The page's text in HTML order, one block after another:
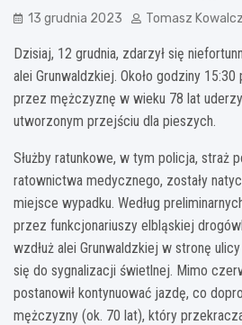
13 grudnia 2023 Tomasz
Dzisiaj, 12 grudnia, zdarzył się
alei Grunwaldzkiej. Około godziny
przez mężczyznę w wieku 78 lat
utworzonym przejściu dla pieszych.
Służby ratunkowe, w tym policja, straż
ratownictwa medycznego, zostały
miejsce wypadku. Według
przez funkcjonariuszy elbląskiej
wzdłuż alei Grunwaldzkiej w stronę
się do sygnalizacji świetlnej. Mimo
postanowił kontynuować jazdę, co
mężczyzny (ok. 70 lat), który